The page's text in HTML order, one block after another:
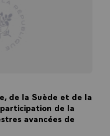
de la Suède et de la
de la
avancées de